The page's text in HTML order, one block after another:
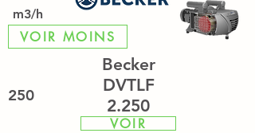
m3/h
VOIR MOINS
250
Becker
DVTLF
2.250
VOIR